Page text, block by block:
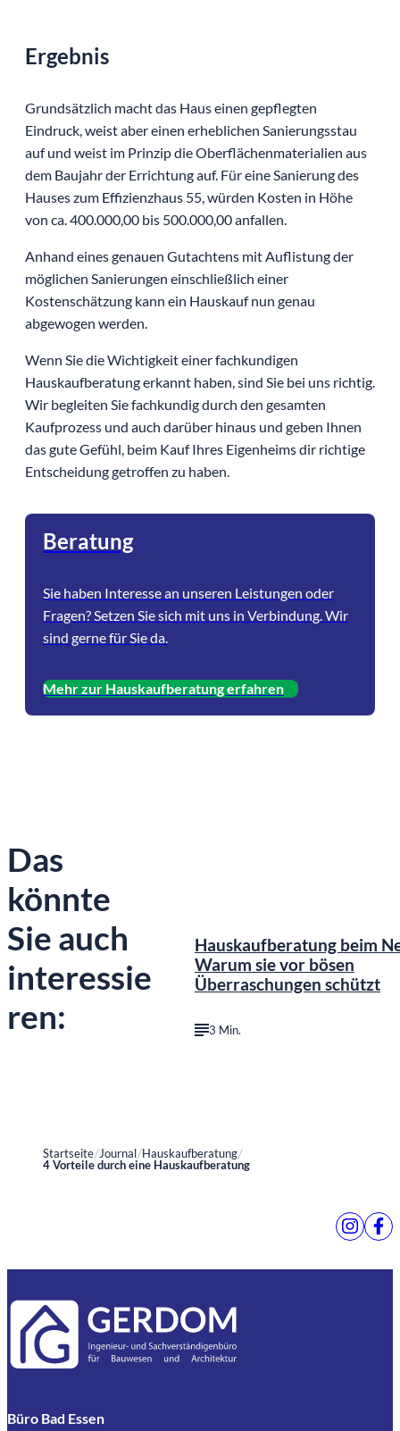
Ergebnis
Grundsätzlich macht das Haus einen gepflegten
Eindruck, weist aber einen erheblichen Sanierungsstau
auf und weist im Prinzip die Oberflächenmaterialien aus
dem Baujahr der Errichtung auf. Für eine Sanierung des
Hauses zum Effizienzhaus 55, würden Kosten in Höhe
von ca. 400.000,00 bis 500.000,00 anfallen.
Anhand eines genauen Gutachtens mit Auflistung der
möglichen Sanierungen einschließlich einer
Kostenschätzung kann ein Hauskauf nun genau
abgewogen werden.
Wenn Sie die Wichtigkeit einer fachkundigen
Hauskaufberatung erkannt haben, sind Sie bei uns richtig.
Wir begleiten Sie fachkundig durch den gesamten
Kaufprozess und auch darüber hinaus und geben Ihnen
das gute Gefühl, beim Kauf Ihres Eigenheims dir richtige
Entscheidung getroffen zu haben.
Beratung
Sie haben Interesse an unseren Leistungen oder
Fragen? Setzen Sie sich mit uns in Verbindung. Wir
sind gerne für Sie da.
Mehr zur Hauskaufberatung erfahren
Das
könnte
Sie auch
interessie
ren:
Hauskaufberatung beim
Warum sie vor bösen
Überraschungen schützt
3 Min.
Startseite Journal Hauskaufberatung
4 Vorteile durch eine Hauskaufberatung
Büro Bad Essen